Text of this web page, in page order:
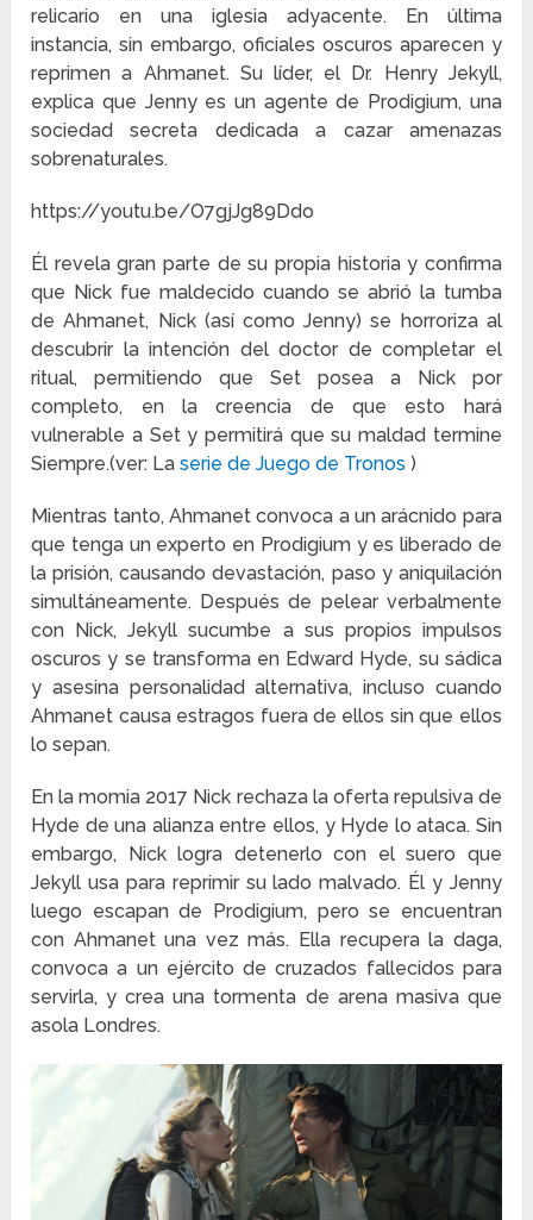
relicario en una iglesia adyacente. En última
instancia, sin embargo, oficiales oscuros aparecen y
reprimen a Ahmanet. Su líder, el Dr. Henry Jekyll,
explica que Jenny es un agente de Prodigium, una
sociedad secreta dedicada a cazar amenazas
sobrenaturales.
https://youtu.be/O7gjJg89Ddo
Él revela gran parte de su propia historia y confirma
que Nick fue maldecido cuando se abrió la tumba
de Ahmanet, Nick (así como Jenny) se horroriza al
descubrir la intención del doctor de completar el
ritual, permitiendo que Set posea a Nick por
completo, en la creencia de que esto hará
vulnerable a Set y permitirá que su maldad termine
Siempre.(ver: La serie de Juego de Tronos )
Mientras tanto, Ahmanet convoca a un arácnido para
que tenga un experto en Prodigium y es liberado de
la prisión, causando devastación, paso y aniquilación
simultáneamente. Después de pelear verbalmente
con Nick, Jekyll sucumbe a sus propios impulsos
oscuros y se transforma en Edward Hyde, su sádica
y asesina personalidad alternativa, incluso cuando
Ahmanet causa estragos fuera de ellos sin que ellos
lo sepan.
En la momia 2017 Nick rechaza la oferta repulsiva de
Hyde de una alianza entre ellos, y Hyde lo ataca. Sin
embargo, Nick logra detenerlo con el suero que
Jekyll usa para reprimir su lado malvado. Él y Jenny
luego escapan de Prodigium, pero se encuentran
con Ahmanet una vez más. Ella recupera la daga,
convoca a un ejército de cruzados fallecidos para
servirla, y crea una tormenta de arena masiva que
asola Londres.